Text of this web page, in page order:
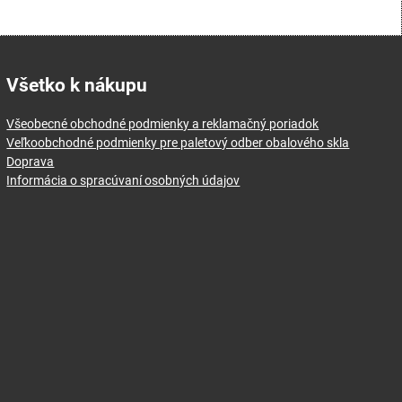
Všetko k nákupu
Všeobecné obchodné podmienky a reklamačný poriadok
Veľkoobchodné podmienky pre paletový odber obalového skla
Doprava
Informácia o spracúvaní osobných údajov